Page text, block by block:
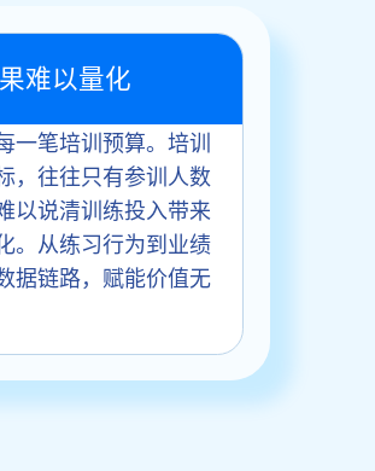
难以量化
一笔培训预算。培训
，往往只有参训人数
以说清训练投入带来
。从练习行为到业绩
据链路，赋能价值无